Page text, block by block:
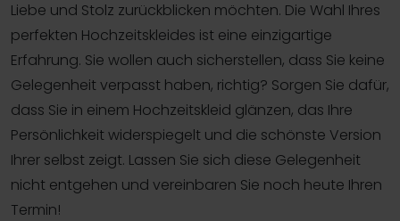
Liebe und Stolz zurückblicken möchten. Die Wahl Ihres
perfekten Hochzeitskleides ist eine einzigartige
Erfahrung. Sie wollen auch sicherstellen, dass Sie keine
Gelegenheit verpasst haben, richtig? Sorgen Sie dafür,
dass Sie in einem Hochzeitskleid glänzen, das Ihre
Persönlichkeit widerspiegelt und die schönste Version
Ihrer selbst zeigt. Lassen Sie sich diese Gelegenheit
nicht entgehen und vereinbaren Sie noch heute Ihren
Termin!